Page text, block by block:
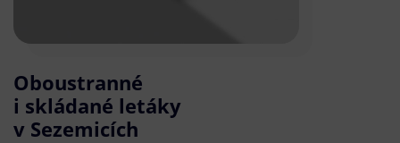
Oboustranné
i skládané letáky
v Sezemicích